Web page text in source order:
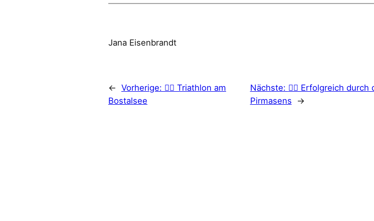
Jana Eisenbrandt
← Vorherige: 🏊‍♂️ Triathlon am
Bostalsee
Nächste: 🏃‍♂️ Erfolgreich
Pirmasens
→